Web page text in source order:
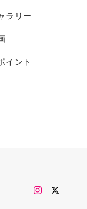
ラリー
イント
Instagram